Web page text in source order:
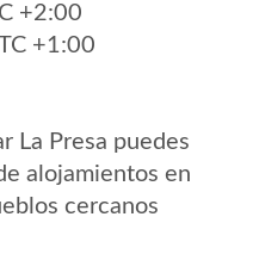
+2:00
+1:00
La Presa puedes
alojamientos en
cercanos